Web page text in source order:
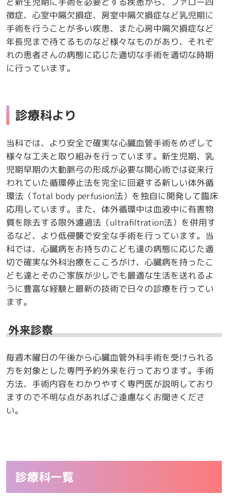
徴症、心室中隔欠損症、房室中隔欠損症など乳児期に
手術を行うことが多い疾患、また心房中隔欠損症など
年長児まで待てるものなど様々なものがあり、それぞ
れの患者さんの病態に応じた適切な手術を適切な時期
に行っています。
診療科より
当科では、より安全で確実な心臓血管手術をめざして
様々な工夫と取り組みを行っています。新生児期、乳
児期早期の大動脈弓の形成が必要な開心術では従来行
われていた循環停止法を完全に回避する新しい体外循
環法（Total body perfusion法）を独自に開発して臨床
応用しています。また、体外循環中は血液中に有害物
質を除去する限外濾過法（ultrafiltration法）を併用す
るなど、より低侵襲で安全な手術を行っています。当
科では、心臓病をお持ちのこども達の病態に応じた適
切で確実な外科治療をこころがけ、心臓病を持ったこ
ども達とそのご家族が少しでも最適な生活を送れるよ
うに豊富な経験と最新の技術で日々の診療を行ってい
ます。
外来診察
毎週木曜日の午後から心臓血管外科手術を受けられる
方を対象とした専門予約外来を行っております。手術
方法、手術内容をわかりやすく専門医が説明しており
ますので不明な点があればご遠慮なくお聞きくださ
い。
診療科一覧